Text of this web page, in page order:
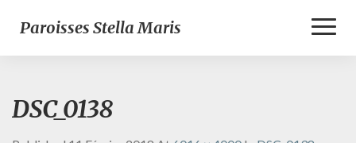
Paroisses Stella Maris
DSC_0138